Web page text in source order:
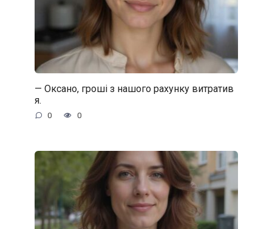
— Оксано, гроші з нашого рахунку витратив
я.
0 0